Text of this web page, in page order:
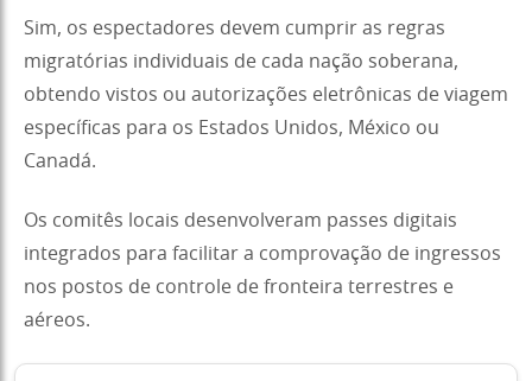
Sim, os espectadores devem cumprir as regras
migratórias individuais de cada nação soberana,
obtendo vistos ou autorizações eletrônicas de viagem
específicas para os Estados Unidos, México ou
Canadá.
Os comitês locais desenvolveram passes digitais
integrados para facilitar a comprovação de ingressos
nos postos de controle de fronteira terrestres e
aéreos.